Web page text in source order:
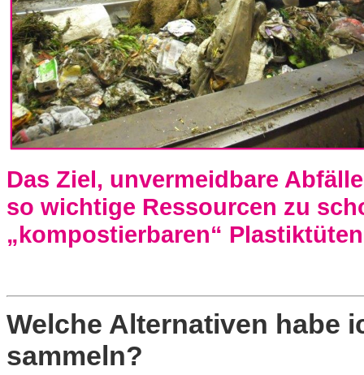
Das Ziel, unvermeidbare
so wichtige Ressourcen zu
„kompostierbaren“
Welche Alternativen habe
sammeln?